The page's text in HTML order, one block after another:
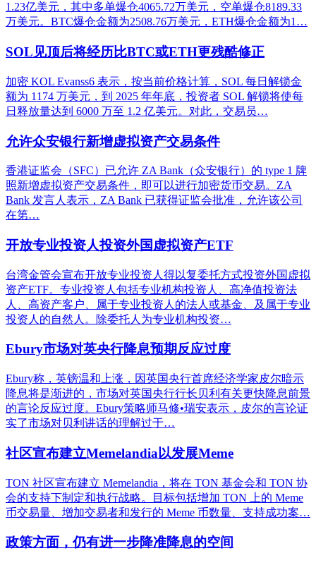
1.23亿美元，其中多单爆仓4065.72万美元，空单爆仓8189.33
万美元。BTC爆仓金额为2508.76万美元，ETH爆仓金额为1…
SOL见顶后将经历比BTC或ETH更残酷修正
加密 KOL Evanss6 表示，按当前价格计算，SOL 每日解锁金
额为 1174 万美元，到 2025 年年底，投资者 SOL 解锁将使每
日释放量达到 6000 万至 1.2 亿美元。对此，交易员…
允许众安银行新增虚拟资产交易条件
香港证监会（SFC）已允许 ZA Bank（众安银行）的 type 1 牌
照新增虚拟资产交易条件，即可以进行加密货币交易。ZA
Bank 发言人表示，ZA Bank 已获得证监会批准，允许该公司
在第…
开放专业投资人投资外国虚拟资产ETF
台湾金管会宣布开放专业投资人得以复委托方式投资外国虚拟
资产ETF。专业投资人包括专业机构投资人、高净值投资法
人、高资产客户、属于专业投资人的法人或基金、及属于专业
投资人的自然人。除委托人为专业机构投资…
Ebury市场对英央行降息预期反应过度
Ebury称，英镑温和上涨，因英国央行首席经济学家皮尔暗示
降息将是渐进的，市场对英国央行行长贝利有关更快降息前景
的言论反应过度。Ebury策略师马修•瑞安表示，皮尔的言论证
实了市场对贝利讲话的理解过于…
社区宣布建立Memelandia以发展Meme
TON 社区宣布建立 Memelandia，将在 TON 基金会和 TON 协
会的支持下制定和执行战略。目标包括增加 TON 上的 Meme
币交易量、增加交易者和发行的 Meme 币数量、支持成功案…
政策方面，仍有进一步降准降息的空间